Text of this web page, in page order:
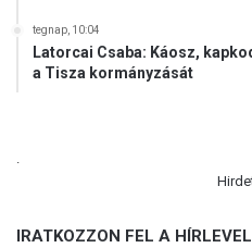
tegnap, 10:04
Latorcai Csaba: Káosz,
a Tisza kormányzását
.
IRATKOZZON FEL A